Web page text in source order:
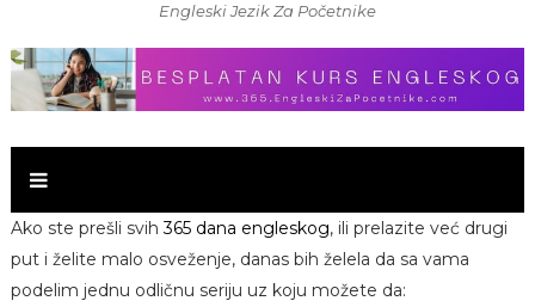
Engleski Jezik Za Početnike
Ako ste prešli svih365 dana engleskog, ili prelazite već drugi
put i želite malo osveženje, danas bih želela da sa vama
podelim jednu odličnu seriju uz koju možete da: